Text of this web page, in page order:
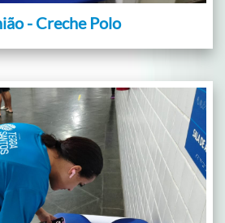
- Creche Polo